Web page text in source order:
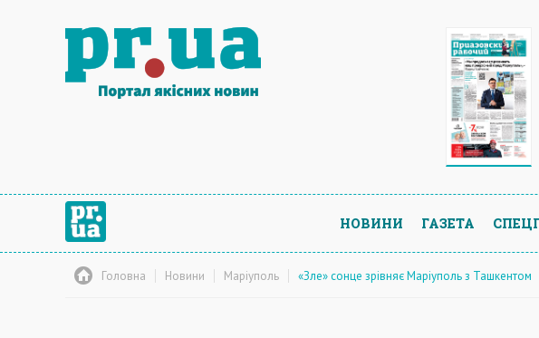
НОВИНИ ГАЗЕТА
Головна Новини Маріуполь «Зле» сонце зрівняє Маріуполь з Ташкентом